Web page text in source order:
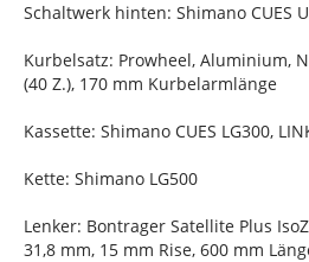
Schaltwerk hinten: Shimano CUES
Kurbelsatz: Prowheel, Aluminium,
(40 Z.), 170 mm Kurbelarmlänge
Kassette: Shimano CUES LG300,
Kette: Shimano LG500
Lenker: Bontrager Satellite Plus
31,8 mm, 15 mm Rise, 600 mm